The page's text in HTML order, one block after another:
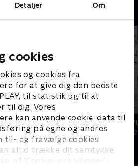
Detaljer Om
cookies
og cookies fra
for at give dig den bedste
til statistik og til at
til dig. Vores
kan anvende cookie-data til
på egne og andres
til- og fravælge cookies
altid trække dit samtykke
på ’Cookie-indstillinger’ i
Dokumentar •